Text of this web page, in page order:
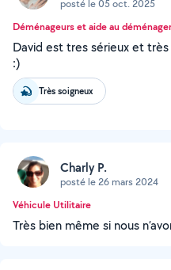
posté le 05 oct. 2025
Déménageurs et aide au
David est tres sérieux et
:)
Très soigneux
Charly P.
posté le 26 mars 2024
Véhicule Utilitaire
Très bien même si nous